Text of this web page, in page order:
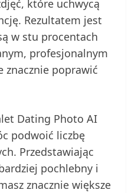
które uchwycą
Rezultatem jest
w stu procentach
profesjonalnym
znacznie poprawić
Dating Photo AI
podwoić liczbę
Przedstawiając
pochlebny i
znacznie większe